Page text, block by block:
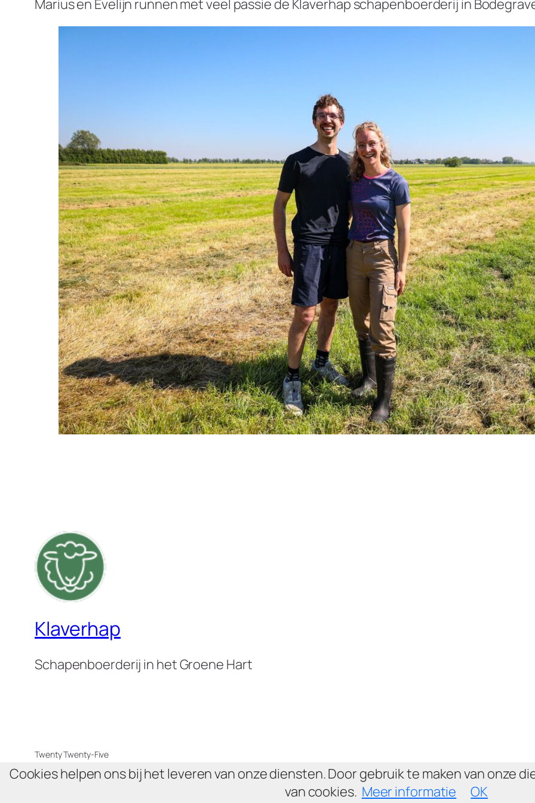
Marius en Evelijn runnen met veel passie de Klaverhap schapenboerderij in
Klaverhap
Schapenboerderij in het Groene Hart
Twenty Twenty-Five
Cookies helpen ons bij het leveren van onze diensten. Door gebruik te maken van onze
van cookies. Meer informatie OK